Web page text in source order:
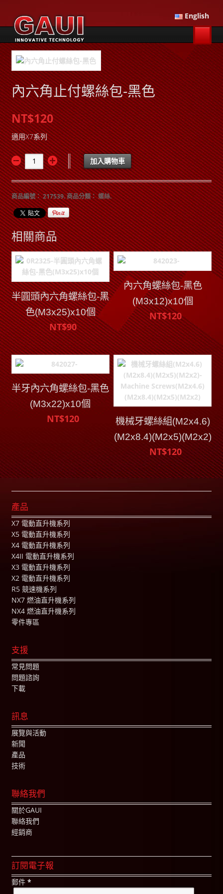
English
內六角止付螺絲包-黑色
NT$120
適用X7系列
加入購物車
商品編號：217539.商品分類：螺絲.
相關商品
半圓頭內六角螺絲包-黑
色(M3x25)x10個
NT$90
內六角螺絲包-黑色
(M3x12)x10個
NT$120
半牙內六角螺絲包-黑色
(M3x22)x10個
NT$120
機械牙螺絲組(M2x4.6)
(M2x8.4)(M2x5)(M2x2)
NT$120
產品
X7 電動直升機系列
X5 電動直升機系列
X4 電動直升機系列
X4II 電動直升機系列
X3 電動直升機系列
X2 電動直升機系列
R5 競速機系列
NX7 燃油直升機系列
NX4 燃油直升機系列
零件專區
支援
常見問題
問題諮詢
下載
訊息
展覽與活動
新聞
產品
技術
聯絡我們
關於GAUI
聯絡我們
經銷商
訂閱電子報
郵件 *